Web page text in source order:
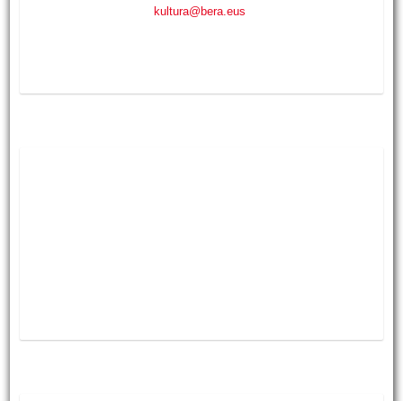
kultura@bera.eus